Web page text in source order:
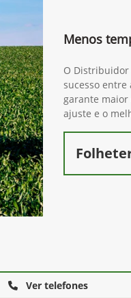
Menos
O
sucesso entre
garante
ajuste e o
Ver telefones